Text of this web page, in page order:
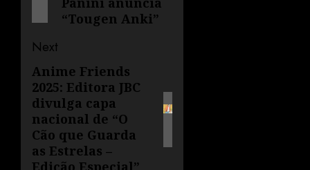
“Tougen Anki”
Next
Anime Friends
2025: Editora JBC
divulga capa
nacional de “O
Cão que Guarda
as Estrelas –
Edição Especial”